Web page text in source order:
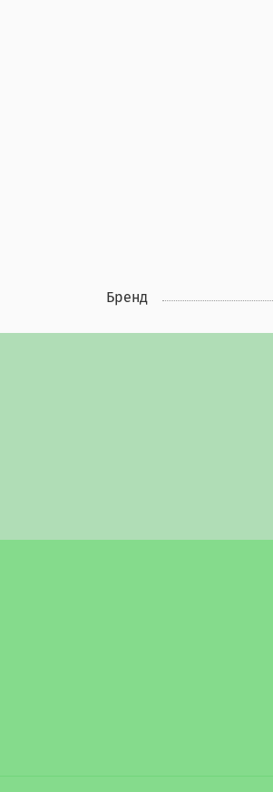
Бренд